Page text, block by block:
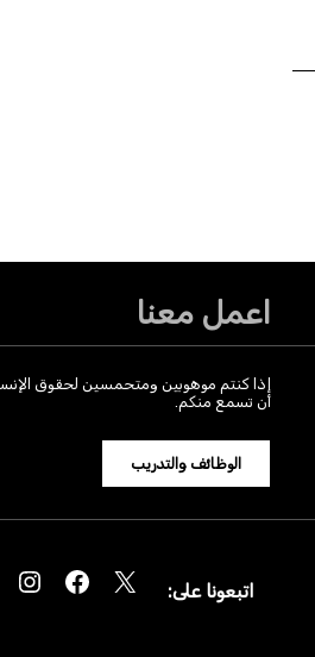
اعمل معنا
إذا كنتم موهوبين ومتحمسين لحقوق
أن تسمع منكم.
الوظائف والتدريب
اتبعونا على: X
Facebook
Instagram